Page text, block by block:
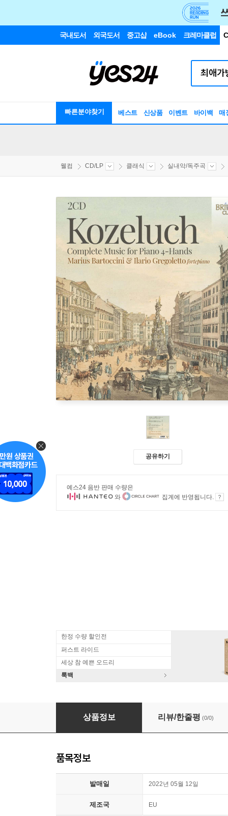
국내도서 외국도서 중고샵 eBook 크레마클럽
빠른분야찾기 베스트 신상품 이벤트 바이백 매
웰컴 CD/LP 클래식 실내악/독주곡
공유하기
예스24 음반 판매 수량은
와
집계에 반영됩니다.
한정 수량 할인전
퍼스트 라이드
세상 참 예쁜 오드리
룩백
Marius Bartoccini / Ilario Gregoletto 코젤루
상품정보 리뷰/한줄평 (0/0)
품목정보
발매일 2022년 05월 12일
제조국 EU